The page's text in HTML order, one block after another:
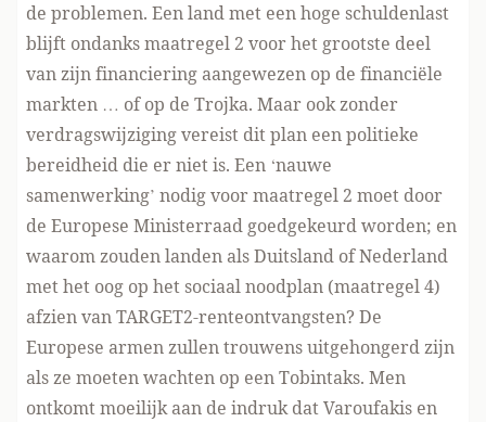
de problemen. Een land met een hoge schuldenlast
blijft ondanks maatregel 2 voor het grootste deel
van zijn financiering aangewezen op de financiële
markten … of op de Trojka. Maar ook zonder
verdragswijziging vereist dit plan een politieke
bereidheid die er niet is. Een ‘nauwe
samenwerking’ nodig voor maatregel 2 moet door
de Europese Ministerraad goedgekeurd worden; en
waarom zouden landen als Duitsland of Nederland
met het oog op het sociaal noodplan (maatregel 4)
afzien van TARGET2-renteontvangsten? De
Europese armen zullen trouwens uitgehongerd zijn
als ze moeten wachten op een Tobintaks. Men
ontkomt moeilijk aan de indruk dat Varoufakis en